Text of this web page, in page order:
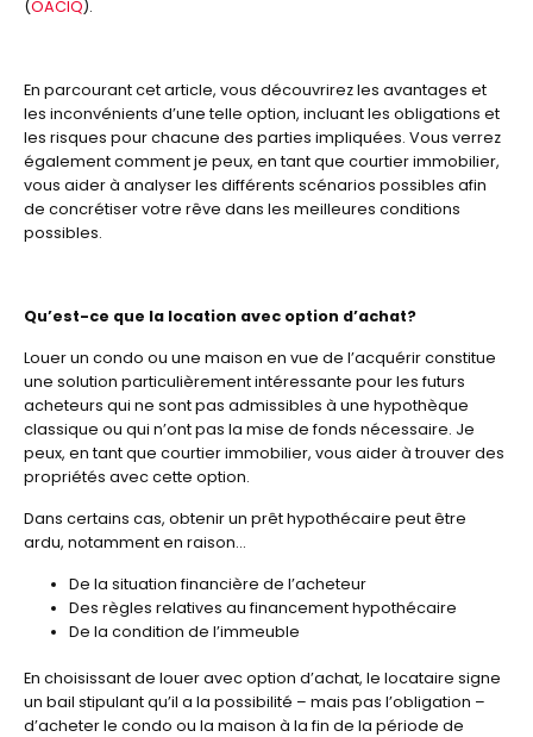
(OACIQ).
En parcourant cet article, vous découvrirez les avantages et
les inconvénients d’une telle option, incluant les obligations et
les risques pour chacune des parties impliquées. Vous verrez
également comment je peux, en tant que courtier immobilier,
vous aider à analyser les différents scénarios possibles afin
de concrétiser votre rêve dans les meilleures conditions
possibles.
Qu’est-ce que la location avec option d’achat?
Louer un condo ou une maison en vue de l’acquérir constitue
une solution particulièrement intéressante pour les futurs
acheteurs qui ne sont pas admissibles à une hypothèque
classique ou qui n’ont pas la mise de fonds nécessaire. Je
peux, en tant que courtier immobilier, vous aider à trouver des
propriétés avec cette option.
Dans certains cas, obtenir un prêt hypothécaire peut être
ardu, notamment en raison…
De la situation financière de l’acheteur
Des règles relatives au financement hypothécaire
De la condition de l’immeuble
En choisissant de louer avec option d’achat, le locataire signe
un bail stipulant qu’il a la possibilité – mais pas l’obligation –
d’acheter le condo ou la maison à la fin de la période de